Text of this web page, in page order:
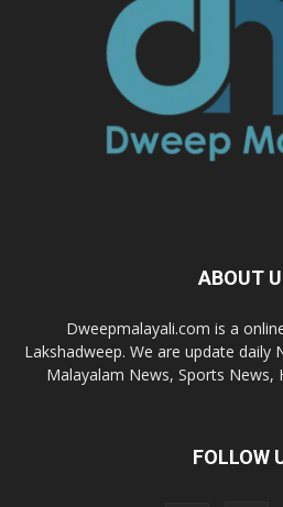
ABOUT
Dweepmalayali.com is a
Lakshadweep. We are update daily
Malayalam News, Sports News,
FOLLOW